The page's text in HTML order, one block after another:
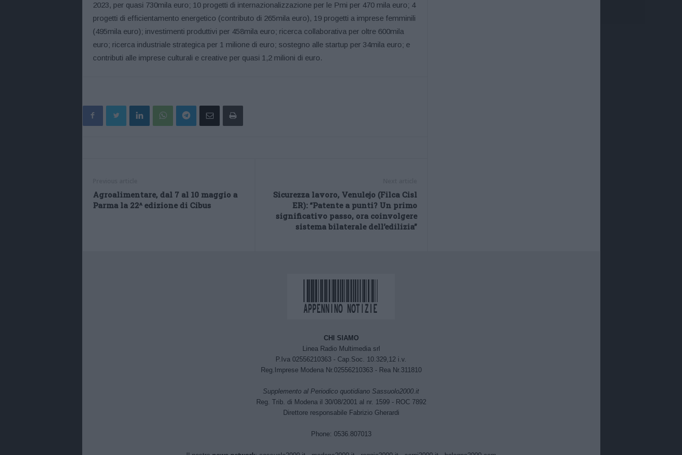
2023, per quasi 730mila euro; 10 progetti di internazionalizzazione per le Pmi per 470 mila euro; 4
progetti di efficientamento energetico (contributo di 265mila euro), 19 progetti a imprese femminili
(495mila euro); investimenti produttivi per 458mila euro; ricerca collaborativa per oltre 600mila
euro; ricerca industriale strategica per 1 milione di euro; sostegno alle startup per 34mila euro; e
contributi alle imprese culturali e creative per quasi 1,2 milioni di euro.
Agroalimentare, dal 7 al 10 maggio a
Parma la 22^ edizione di Cibus
Sicurezza lavoro, Venulejo (Filca Cisl
ER): “Patente a punti? Un primo
significativo passo, ora coinvolgere
sistema bilaterale dell’edilizia”
CHI SIAMO
Linea Radio Multimedia srl
P.Iva 02556210363 - Cap.Soc. 10.329,12 i.v.
Reg.Imprese Modena Nr.02556210363 - Rea Nr.311810
Supplemento al Periodico quotidiano Sassuolo2000.it
Reg. Trib. di Modena il 30/08/2001 al nr. 1599 - ROC 7892
Direttore responsabile Fabrizio Gherardi
Phone: 0536.807013